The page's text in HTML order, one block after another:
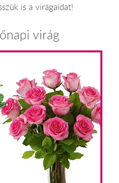
is a virágaidat!
virág